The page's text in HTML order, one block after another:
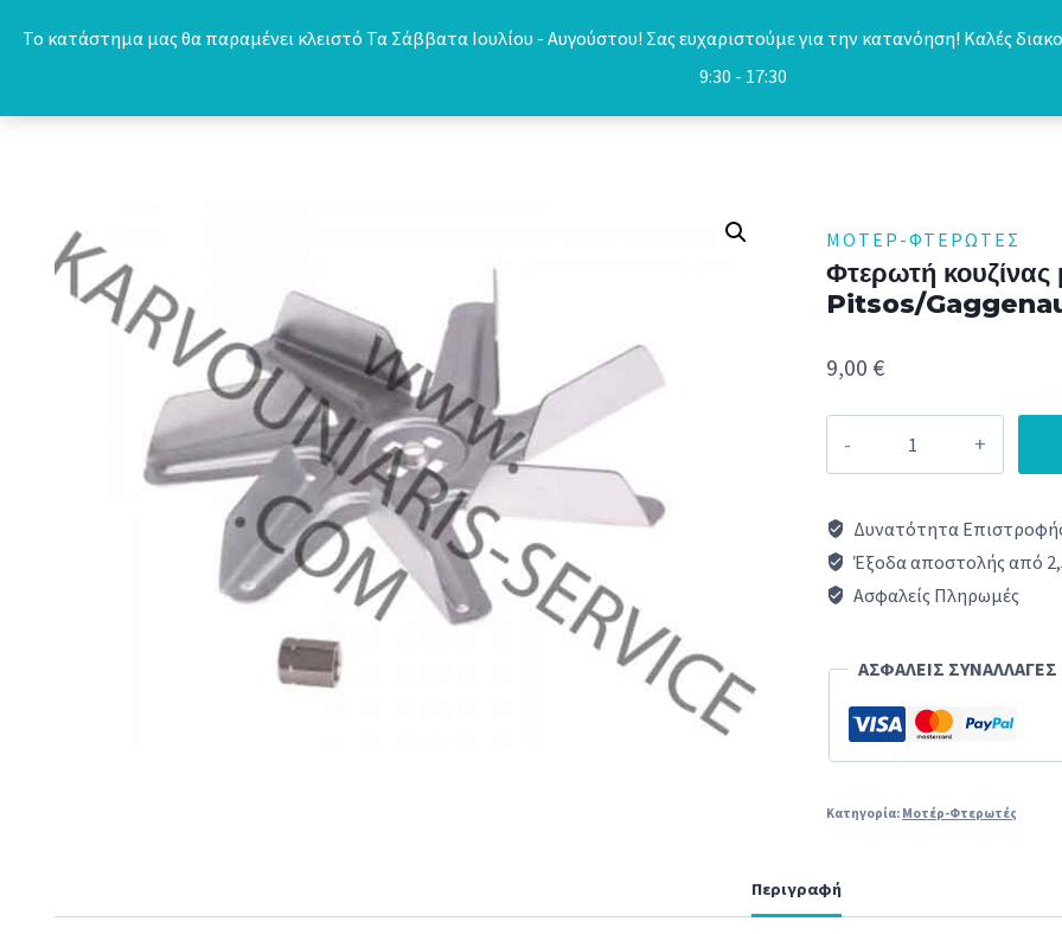
Το κατάστημα μας θα παραμένει κλειστό Τα Σάββατα Ιουλίου - Αυγούστου! Σας ευχαριστούμε για την κατανόηση! Καλές
9:30 - 17:30
ΜΟΤΈΡ-ΦΤΕΡΩΤΈΣ
Φτερωτή
Pitsos/
9,00€
κουζίνας
αέρα
για
OEM
Δυνατότητα
Έξοδα αποστολής από
Ασφαλείς Πληρωμές
ΑΣΦΑΛΕΙΣ ΣΥΝΑΛΛΑΓΕΣ
Κατηγορία: Μοτέρ-Φτερωτές
Περιγραφή